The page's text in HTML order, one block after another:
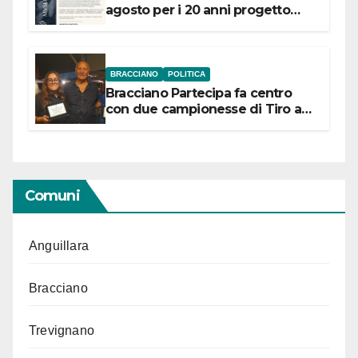
agosto per i 20 anni progetto
BRACCIANO POLITICA
Bracciano Partecipa fa centro
con due campionesse di Tiro a
Comuni
Anguillara
Bracciano
Trevignano